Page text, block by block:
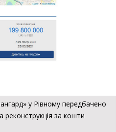
у Рівному передбачено
за кошти